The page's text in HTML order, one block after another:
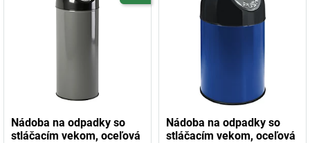
Nádoba na odpadky so
stláčacím vekom, oceľová
Nádoba na odpadky so
stláčacím vekom, oceľová